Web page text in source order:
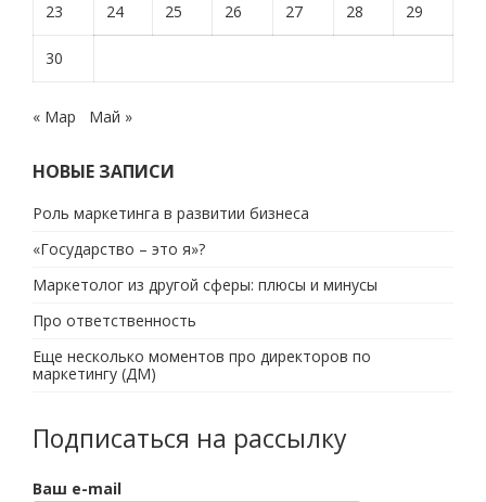
23 24 25 26 27 28 29
30
« Мар Май »
НОВЫЕ ЗАПИСИ
Роль маркетинга в развитии бизнеса
«Государство – это я»?
Маркетолог из другой сферы: плюсы и минусы
Про ответственность
Еще несколько моментов про директоров по
маркетингу (ДМ)
Подписаться на рассылку
Ваш e-mail